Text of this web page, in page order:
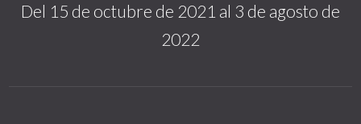
Del 15 de octubre de 2021 al 3 de agosto de
2022